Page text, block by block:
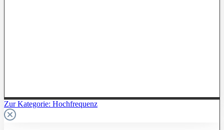
Zur Kategorie: Hochfrequenz